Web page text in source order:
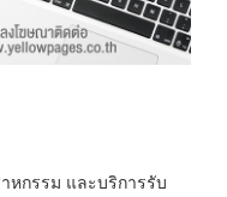
หกรรม และบริการรับ